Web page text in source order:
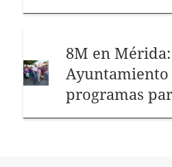
8M en
Ayuntamiento
programas